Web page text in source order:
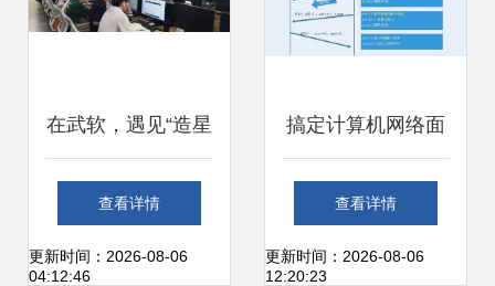
——计算机网络工
在武软，遇见“造星
星的人” ——记计
算机网络工程技术
查看详情
更新时间：2026-08-06
04:12:46
搞定计算机网络面
试（二） 计算机网
络工程技术服务精
查看详情
更新时间：2026-08-06
12:20:23